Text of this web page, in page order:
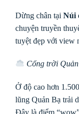
Dừng chân tại Núi
chuyện truyền
tuyệt đẹp với view
Cổng trời
Ở độ cao hơn
lũng Quản Bạ trải